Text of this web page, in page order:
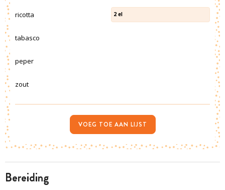
bereiding
ricotta 2 el
tabasco
peper
zout
VOEG TOE AAN LIJST